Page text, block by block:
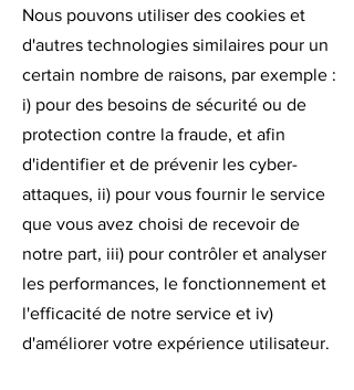
Nous pouvons utiliser des cookies et
d'autres technologies similaires pour un
certain nombre de raisons, par exemple :
i) pour des besoins de sécurité ou de
protection contre la fraude, et afin
d'identifier et de prévenir les cyber-
attaques, ii) pour vous fournir le service
que vous avez choisi de recevoir de
notre part, iii) pour contrôler et analyser
les performances, le fonctionnement et
l'efficacité de notre service et iv)
d'améliorer votre expérience utilisateur.